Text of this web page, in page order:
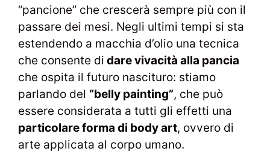
“pancione” che crescerà sempre più con il
passare dei mesi. Negli ultimi tempi si sta
estendendo a macchia d’olio una tecnica
che consente di dare vivacità alla pancia
che ospita il futuro nascituro: stiamo
parlando del “belly painting”, che può
essere considerata a tutti gli effetti una
particolare forma di body art, ovvero di
arte applicata al corpo umano.